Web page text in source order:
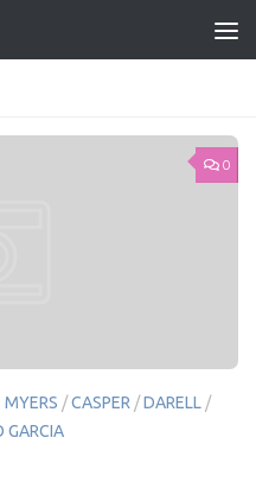
0
MYERS /CASPER /DARELL /
GARCIA